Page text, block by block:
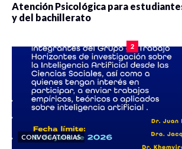
Atención Psicológica para
y del bachillerato
2
CONVOCATORIAS